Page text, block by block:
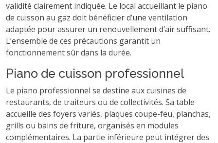
validité clairement indiquée. Le local accueillant le piano
de cuisson au gaz doit bénéficier d’une ventilation
adaptée pour assurer un renouvellement d’air suffisant.
L’ensemble de ces précautions garantit un
fonctionnement sûr dans la durée.
Piano de cuisson professionnel
Le piano professionnel se destine aux cuisines de
restaurants, de traiteurs ou de collectivités. Sa table
accueille des foyers variés, plaques coupe-feu, planchas,
grills ou bains de friture, organisés en modules
complémentaires. La partie inférieure peut intégrer des